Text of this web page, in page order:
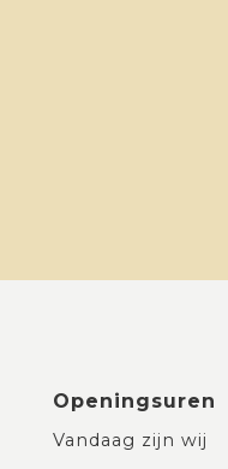
Openingsuren
Vandaag zijn wij